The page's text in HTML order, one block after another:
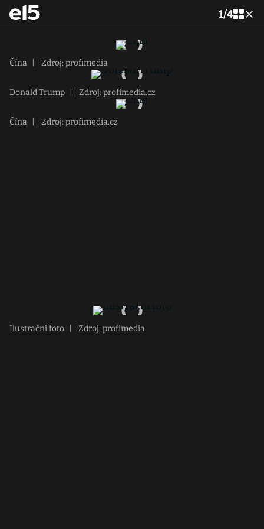
1/4
Čína Zdroj: profimedia
Donald Trump Zdroj: profimedia.cz
Čína Zdroj: profimedia.cz
Ilustrační foto Zdroj: profimedia